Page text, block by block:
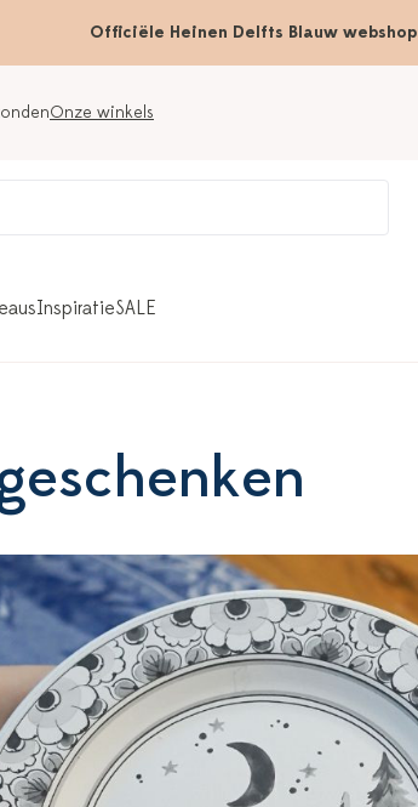
Officiële Heinen Delfts Blauw webshop
Onze winkels
InspiratieSALE